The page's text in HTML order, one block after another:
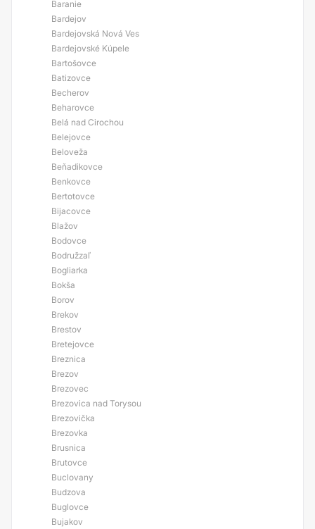
Baranie
Bardejov
Bardejovská Nová Ves
Bardejovské Kúpele
Bartošovce
Batizovce
Becherov
Beharovce
Belá nad Cirochou
Belejovce
Beloveža
Beňadikovce
Benkovce
Bertotovce
Bijacovce
Blažov
Bodovce
Bodružzaľ
Bogliarka
Bokša
Borov
Brekov
Brestov
Bretejovce
Breznica
Brezov
Brezovec
Brezovica nad Torysou
Brezovička
Brezovka
Brusnica
Brutovce
Buclovany
Budzova
Buglovce
Bujakov